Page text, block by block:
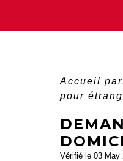
Accueil
pour
Vérifié le 03 May